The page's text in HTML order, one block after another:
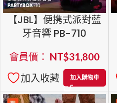
【JBL】便携式派對藍
牙音響 PB-710
會員價： NT$31,800
加入收藏
加入購物車